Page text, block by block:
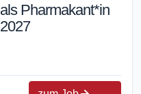
Pharmakant*in